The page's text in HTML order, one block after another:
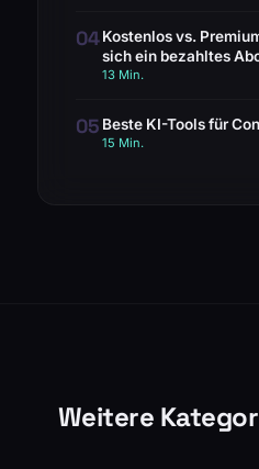
04Kostenlos vs.
sich ein bezahltes
13 Min.
05 Beste KI-Tools für
15 Min.
Weitere